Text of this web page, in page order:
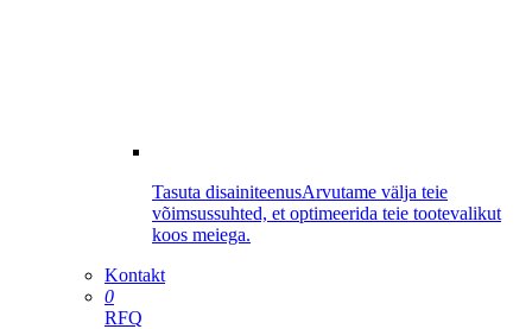
Tasuta disainiteenusArvutame välja teie
võimsussuhted, et optimeerida teie tootevalikut
koos meiega.
Kontakt
0
RFQ